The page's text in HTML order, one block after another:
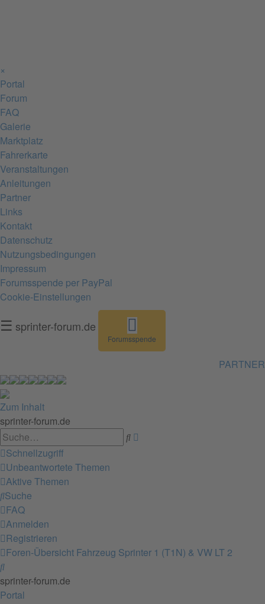
×
Portal
Forum
FAQ
Galerie
Marktplatz
Fahrerkarte
Veranstaltungen
Anleitungen
Partner
Links
Kontakt
Datenschutz
Nutzungsbedingungen
Impressum
Forumsspende per PayPal
Cookie-Einstellungen
☰ sprinter-forum.de
Forumsspende
PARTNER
Zum Inhalt
sprinter-forum.de
Suche
Schnellzugriff
Unbeantwortete Themen
Aktive Themen
Suche
FAQ
Anmelden
Registrieren
Foren-Übersicht Fahrzeug Sprinter 1 (T1N) & VW LT 2
Suche
sprinter-forum.de
Portal